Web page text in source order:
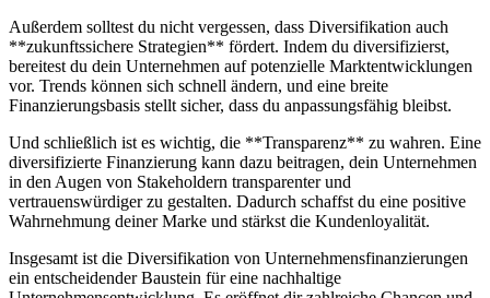
Außerdem solltest ​du⁤ nicht vergessen, ‍dass Diversifikation auch
⁢**zukunftssichere Strategien** ⁣fördert. ​Indem​ du diversifizierst,
bereitest du dein⁤ Unternehmen ⁣auf potenzielle Marktentwicklungen
vor. Trends können sich schnell ändern,⁤ und eine breite
Finanzierungsbasis stellt sicher, dass du anpassungsfähig bleibst.
Und schließlich ist‍ es‍ wichtig, die **Transparenz** ‌zu wahren. Eine⁤
diversifizierte Finanzierung kann dazu beitragen, dein Unternehmen
in ⁤den Augen von ​Stakeholdern ⁤transparenter ‌und‌
vertrauenswürdiger‌ zu gestalten. ⁣Dadurch schaffst du⁢ eine⁣ positive
Wahrnehmung deiner Marke und stärkst die Kundenloyalität.
Insgesamt ist⁢ die Diversifikation⁤ von ‌Unternehmensfinanzierungen
‍ein entscheidender Baustein für eine​ nachhaltige